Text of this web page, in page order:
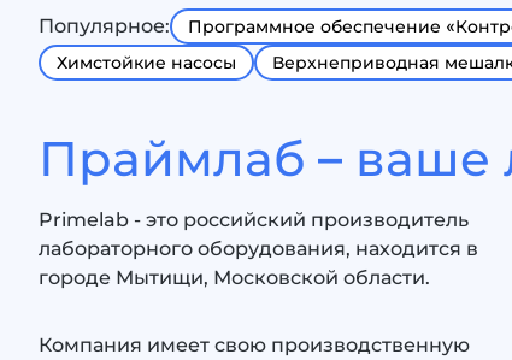
Популярное: Программное обеспечение
Химстойкие насосы
Верхнеприводная
Праймлаб –
Primelab - это российский производитель
лабораторного оборудования, находится в
городе Мытищи, Московской области.
Компания имеет свою производственную